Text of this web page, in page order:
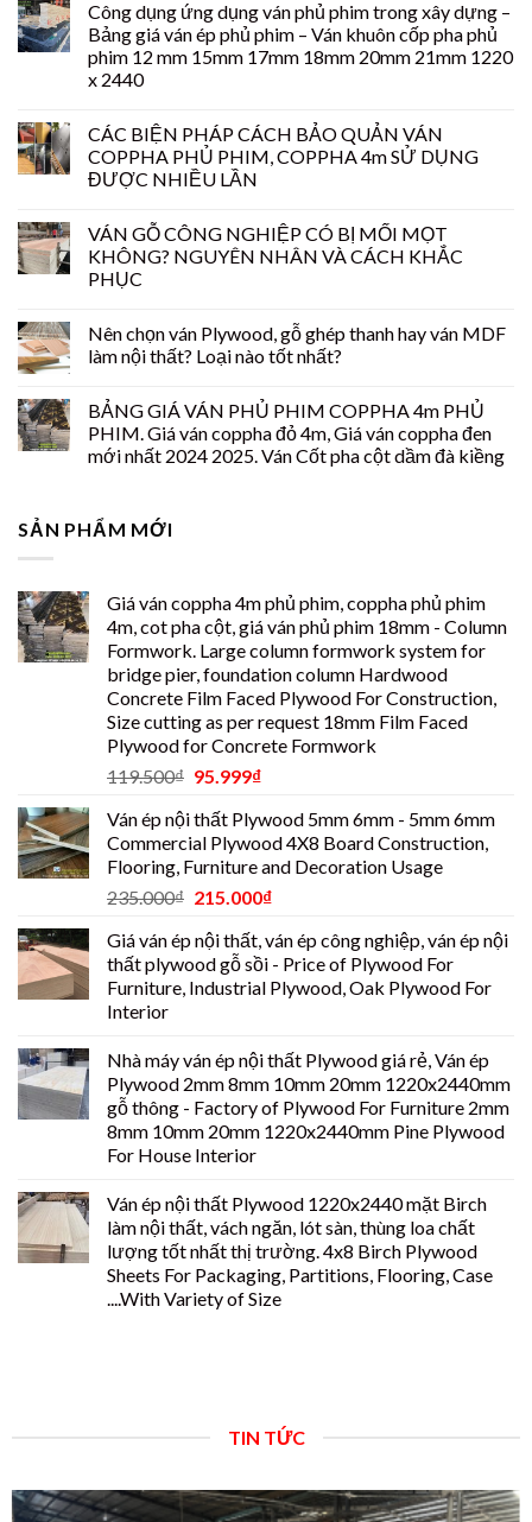
Công dụng ứng dụng ván phủ phim trong xây dựng –
Bảng giá ván ép phủ phim – Ván khuôn cốp pha phủ
phim 12 mm 15mm 17mm 18mm 20mm 21mm 1220
x 2440
CÁC BIỆN PHÁP CÁCH BẢO QUẢN VÁN
COPPHA PHỦ PHIM, COPPHA 4m SỬ DỤNG
ĐƯỢC NHIỀU LẦN
VÁN GỖ CÔNG NGHIỆP CÓ BỊ MỐI MỌT
KHÔNG? NGUYÊN NHÂN VÀ CÁCH KHẮC
PHỤC
Nên chọn ván Plywood, gỗ ghép thanh hay ván MDF
làm nội thất? Loại nào tốt nhất?
BẢNG GIÁ VÁN PHỦ PHIM COPPHA 4m PHỦ
PHIM. Giá ván coppha đỏ 4m, Giá ván coppha đen
mới nhất 2024 2025. Ván Cốt pha cột dầm đà kiềng
SẢN PHẨM MỚI
Giá ván coppha 4m phủ phim, coppha phủ phim
4m, cot pha cột, giá ván phủ phim 18mm - Column
Formwork. Large column formwork system for
bridge pier, foundation column Hardwood
Concrete Film Faced Plywood For Construction,
Size cutting as per request 18mm Film Faced
Plywood for Concrete Formwork
119.500₫ 95.999₫
Ván ép nội thất Plywood 5mm 6mm - 5mm 6mm
Commercial Plywood 4X8 Board Construction,
Flooring, Furniture and Decoration Usage
235.000₫ 215.000₫
Giá ván ép nội thất, ván ép công nghiệp, ván ép nội
thất plywood gỗ sồi - Price of Plywood For
Furniture, Industrial Plywood, Oak Plywood For
Interior
Nhà máy ván ép nội thất Plywood giá rẻ, Ván ép
Plywood 2mm 8mm 10mm 20mm 1220x2440mm
gỗ thông - Factory of Plywood For Furniture 2mm
8mm 10mm 20mm 1220x2440mm Pine Plywood
For House Interior
Ván ép nội thất Plywood 1220x2440 mặt Birch
làm nội thất, vách ngăn, lót sàn, thùng loa chất
lượng tốt nhất thị trường. 4x8 Birch Plywood
Sheets For Packaging, Partitions, Flooring, Case
....With Variety of Size
TIN TỨC